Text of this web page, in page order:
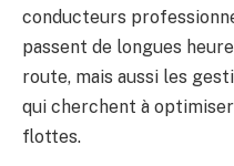
conducteurs
passent de longues
route, mais aussi les
qui cherchent à
flottes.